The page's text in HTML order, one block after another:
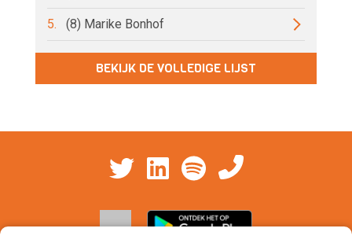
5. (8) Marike Bonhof
BEKIJK DE VOLLEDIGE LIJST